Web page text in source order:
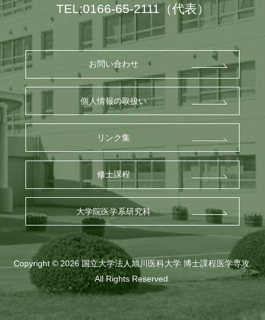
TEL:0166-65-2111 （代表）
お問い合わせ
個人情報の取扱い
リンク集
修士課程
大学院医学系研究科
Copyright © 2026国立大学法人旭川医科大学 博士課程医学専攻.
All Rights Reserved.